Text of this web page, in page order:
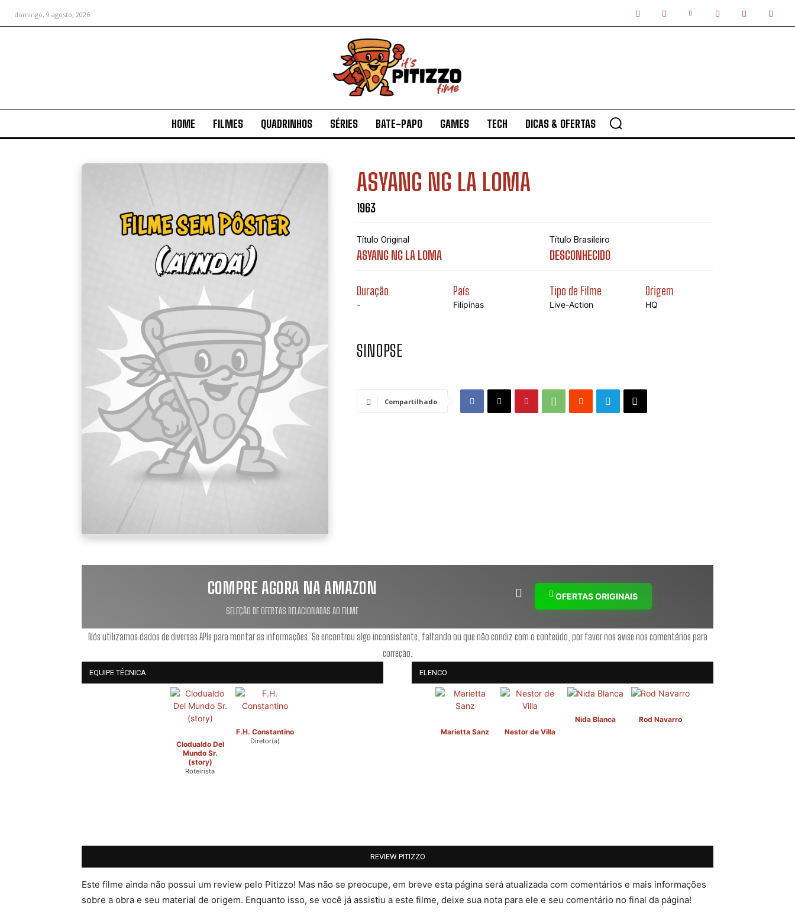
domingo, 9 agosto, 2026
HOME FILMES QUADRINHOS SÉRIES BATE-PAPO GAMES TECH DICAS & OFERTAS
ASYANG NG LA LOMA
1963
Título Original
ASYANG NG LA LOMA
Título Brasileiro
DESCONHECIDO
Duração
-
País
Filipinas
Tipo de Filme
Live-Action
Origem
HQ
SINOPSE
Compartilhado
COMPRE AGORA NA AMAZON
SELEÇÃO DE OFERTAS RELACIONADAS AO FILME
OFERTAS ORIGINAIS
Nós utilizamos dados de diversas APIs para montar as informações. Se encontrou algo inconsistente, faltando ou que não condiz com o conteúdo, por favor nos avise nos comentários para
correção.
EQUIPE TÉCNICA
Clodualdo Del
Mundo Sr.
(story)
Roteirista
F.H. Constantino
Diretor(a)
ELENCO
Marietta Sanz Nestor de Villa
Nida Blanca Rod Navarro
REVIEW PITIZZO
Este filme ainda não possui um review pelo Pitizzo! Mas não se preocupe, em breve esta página será atualizada com comentários e mais informações
sobre a obra e seu material de origem. Enquanto isso, se você já assistiu a este filme, deixe sua nota para ele e seu comentário no final da página!